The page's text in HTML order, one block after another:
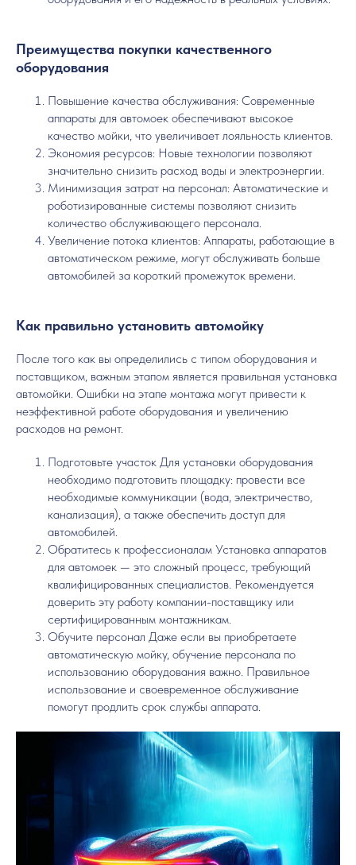
Преимущества покупки качественного
оборудования
Повышение качества обслуживания: Современные
аппараты для автомоек обеспечивают высокое
качество мойки, что увеличивает лояльность клиентов.
Экономия ресурсов: Новые технологии позволяют
значительно снизить расход воды и электроэнергии.
Минимизация затрат на персонал: Автоматические и
роботизированные системы позволяют снизить
количество обслуживающего персонала.
Увеличение потока клиентов: Аппараты, работающие в
автоматическом режиме, могут обслуживать больше
автомобилей за короткий промежуток времени.
Как правильно установить автомойку
После того как вы определились с типом оборудования и
поставщиком, важным этапом является правильная установка
автомойки. Ошибки на этапе монтажа могут привести к
неэффективной работе оборудования и увеличению
расходов на ремонт.
Подготовьте участок Для установки оборудования
необходимо подготовить площадку: провести все
необходимые коммуникации (вода, электричество,
канализация), а также обеспечить доступ для
автомобилей.
Обратитесь к профессионалам Установка аппаратов
для автомоек — это сложный процесс, требующий
квалифицированных специалистов. Рекомендуется
доверить эту работу компании-поставщику или
сертифицированным монтажникам.
Обучите персонал Даже если вы приобретаете
автоматическую мойку, обучение персонала по
использованию оборудования важно. Правильное
использование и своевременное обслуживание
помогут продлить срок службы аппарата.